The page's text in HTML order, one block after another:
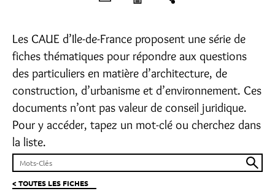
Les CAUE d’Ile-de-France proposent une série de
fiches thématiques pour répondre aux questions
des particuliers en matière d’architecture, de
construction, d’urbanisme et d’environnement. Ces
documents n’ont pas valeur de conseil juridique.
Pour y accéder, tapez un mot-clé ou cherchez dans
la liste.
< TOUTES LES FICHES